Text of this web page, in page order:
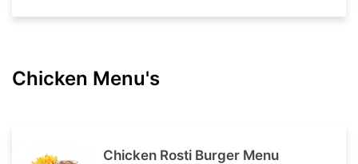
Chicken Menu's
Chicken Rosti Burger Menu